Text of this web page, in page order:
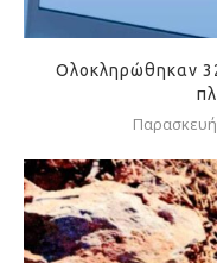
Ολοκληρώθηκαν